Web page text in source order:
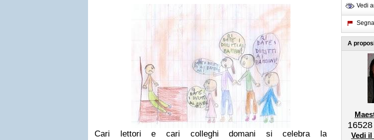
Cari lettori e cari colleghi domani si celebra la
Vedi
A
16528
Vedi